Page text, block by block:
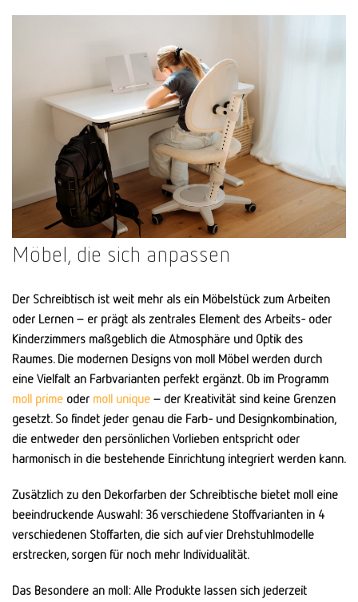
Möbel, die sich anpassen
Der Schreibtisch ist weit mehr als ein Möbelstück zum Arbeiten
oder Lernen – er prägt als zentrales Element des Arbeits- oder
Kinderzimmers maßgeblich die Atmosphäre und Optik des
Raumes. Die modernen Designs von moll Möbel werden durch
eine Vielfalt an Farbvarianten perfekt ergänzt. Ob im Programm
moll prime oder moll unique – der Kreativität sind keine Grenzen
gesetzt. So findet jeder genau die Farb- und Designkombination,
die entweder den persönlichen Vorlieben entspricht oder
harmonisch in die bestehende Einrichtung integriert werden kann.
Zusätzlich zu den Dekorfarben der Schreibtische bietet moll eine
beeindruckende Auswahl: 36 verschiedene Stoffvarianten in 4
verschiedenen Stoffarten, die sich auf vier Drehstuhlmodelle
erstrecken, sorgen für noch mehr Individualität.
Das Besondere an moll: Alle Produkte lassen sich jederzeit